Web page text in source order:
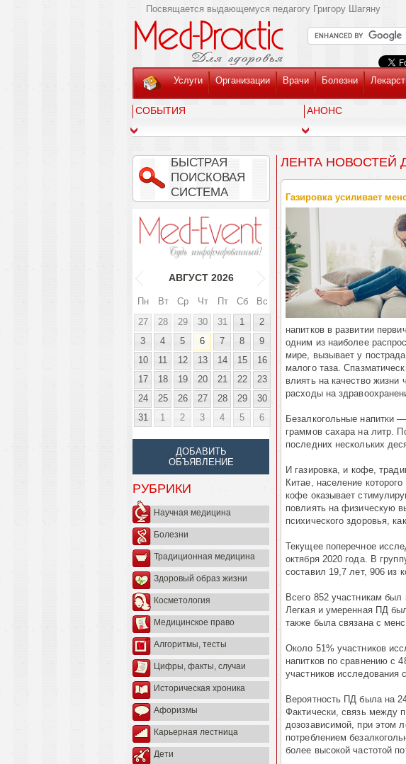
Посвящается выдающемуся педагогу Григору Шагяну
Услуги Организации Врачи Болезни
СОБЫТИЯ АНОНС
БЫСТРАЯ
ПОИСКОВАЯ
СИСТЕМА
АВГУСТ 2026
Пн Вт Ср Чт Пт Сб
Вс
27
28 29 30 31 1
2
3
4 5 6 7 8
9
10
11 12 13 14 15
16
17
18 19 20 21 22
23
24
25 26 27 28 29
30
31
1 2 3 4 5 6
ДОБАВИТЬ
ОБЪЯВЛЕНИЕ
РУБРИКИ
Научная медицина
Болезни
Традиционная медицина
Здоровый образ жизни
Косметология
Медицинское право
Алгоритмы, тесты
Цифры, факты, случаи
Историческая хроника
Афоризмы
Карьерная лестница
Дети
ЛЕНТА НОВОСТЕЙ
Газировка усиливает
напитков в развитии
одним из наиболее
мире, вызывает у
малого таза.
влиять на качество жизни
расходы на
Безалкогольные напитки
граммов сахара на литр.
последних нескольких
И газировка, и кофе,
Китае, население
кофе оказывает
повлиять на физическую
психического здоровья,
Текущее поперечное
октября 2020 года. В
составил 19,7 лет, 906 из
Всего 852 участникам
Легкая и умеренная ПД
также была связана с
Около 51% участников
напитков по сравнению с
участников исследования
Вероятность ПД была на
Фактически, связь между
дозозависимой, при этом
потреблением
более высокой частотой